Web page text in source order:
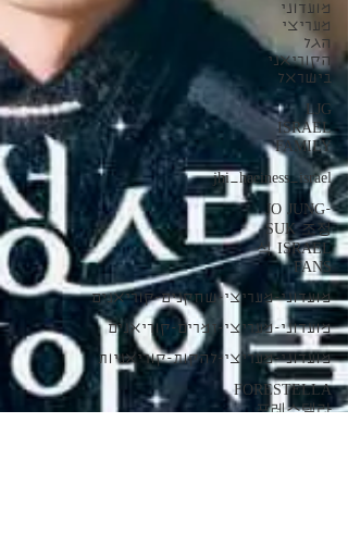
מועדוני
מעריצי
הגל
הקוריאני
בישראל
LJG
ISRAEL
FAMILY
jhi_haeiness_israel
JO JUNG-
SUK 조정
석 ISRAEL
FANS
מועדוני-מעריצי-שחקנים-קוריאנים
מועדוני-מעריצי-זמרים-קוריאנים
מועדוני-מעריצי-להקות-קוריאניות
FORESTELLA
포레스텔라